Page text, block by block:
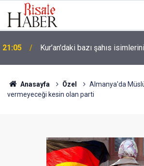
21:05 Kur’an'daki bazı şahıs
20:02
kin kustu
Anasayfa Özel
Almanya'da
vermeyeceği kesin olan parti